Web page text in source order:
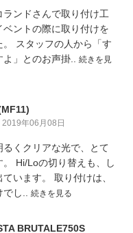
ンドさんで取り付け工
ントの際に取り付けを
。 スタッフの人から「す
」とのお声掛.. 続きを見
2019年06月08日
くクリアな光で、とて
。 Hi/Loの切り替えも、し
います。 取り付けは、
し.. 続きを見る
BRUTALE750S